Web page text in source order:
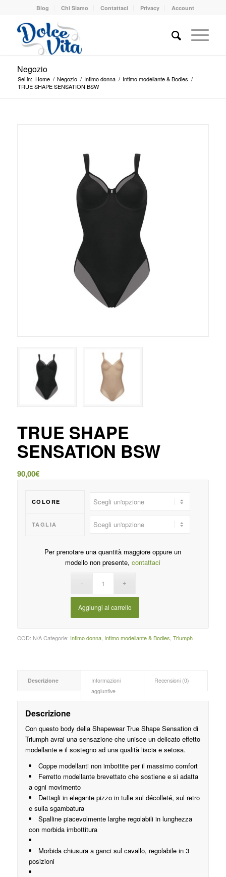
Blog Chi Siamo Contattaci Privacy Account
Negozio
Sei in: Home / Negozio / Intimo donna / Intimo modellante & Bodies /
TRUE SHAPE SENSATION BSW
TRUE SHAPE
SENSATION BSW
90,00€
COLORE
TAGLIA
Per prenotare una quantità maggiore oppure un
modello non presente,contattaci
Aggiungi al carrello
COD: N/A Categorie: Intimo donna, Intimo modellante & Bodies Triumph
Descrizione
Informazioni
aggiuntive
Recensioni (0)
Descrizione
Con questo body della Shapewear True Shape Sensation di
Triumph avrai una sensazione che unisce un delicato effetto
modellante e il sostegno ad una qualità liscia e setosa.
Coppe modellanti non imbottite per il massimo comfort
Ferretto modellante brevettato che sostiene e si adatta
a ogni movimento
Dettagli in elegante pizzo in tulle sul décolleté, sul retro
e sulla sgambatura
Spalline piacevolmente larghe regolabili in lunghezza
con morbida imbottitura
Morbida chiusura a ganci sul cavallo, regolabile in 3
posizioni